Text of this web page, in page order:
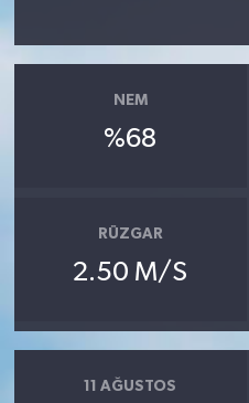
NEM
%68
RÜZGAR
2.50 M/S
11 AĞUSTOS